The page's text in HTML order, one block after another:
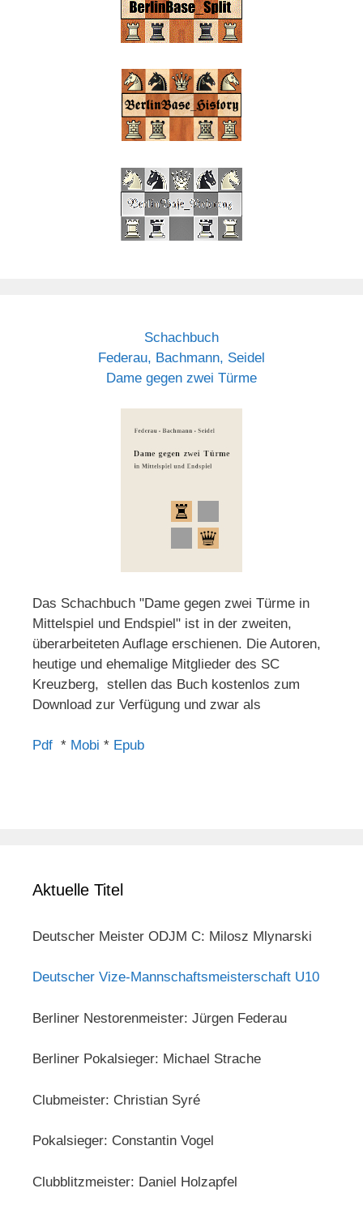
Schachbuch
Federau, Bachmann, Seidel
Dame gegen zwei Türme
Das Schachbuch "Dame gegen zwei Türme in
Mittelspiel und Endspiel" ist in der zweiten,
überarbeiteten Auflage erschienen. Die Autoren,
heutige und ehemalige Mitglieder des SC
Kreuzberg, stellen das Buch kostenlos zum
Download zur Verfügung und zwar als
Pdf * Mobi * Epub
Aktuelle Titel
Deutscher Meister ODJM C: Milosz Mlynarski
Deutscher Vize-Mannschaftsmeisterschaft U10
Berliner Nestorenmeister: Jürgen Federau
Berliner Pokalsieger: Michael Strache
Clubmeister: Christian Syré
Pokalsieger: Constantin Vogel
Clubblitzmeister: Daniel Holzapfel